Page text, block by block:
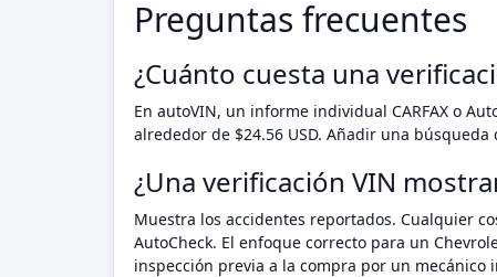
Preguntas frecuentes
¿Cuánto cuesta una
En autoVIN, un informe individual CARFAX o
alrededor de $24.56 USD. Añadir una
¿Una verificación VIN
Muestra los accidentes reportados. Cualquier
AutoCheck. El enfoque correcto para un
inspección previa a la compra por un